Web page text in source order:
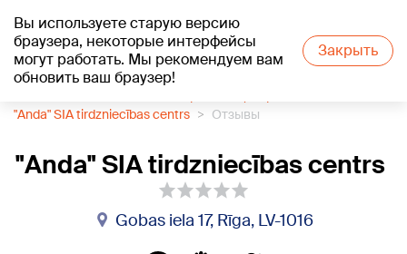
Вы используете старую версию
браузера, некоторые интерфейсы
могут работать. Мы рекомендуем вам
обновить ваш браузер!
Закрыть
+17°C
"Anda" SIA tirdzniecības centrs
Отзывы
"Anda" SIA tirdzniecības centrs
Gobas iela 17, Rīga, LV-1016